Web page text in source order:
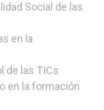
Social de las
en la
de las TICs
en la formación